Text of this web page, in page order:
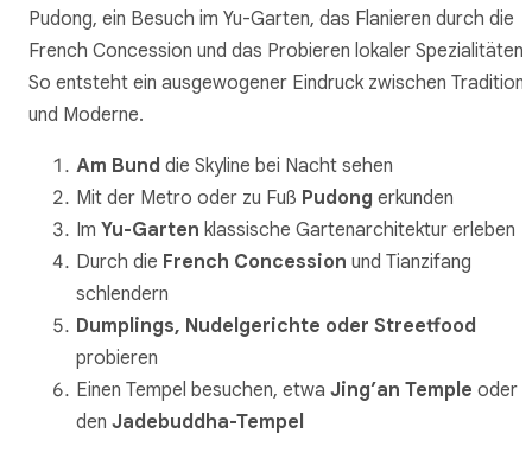
Pudong, ein Besuch im Yu-Garten, das Flanieren durch die
French Concession und das Probieren lokaler Spezialitäten.
So entsteht ein ausgewogener Eindruck zwischen Tradition
und Moderne.
Am Bund die Skyline bei Nacht sehen
Mit der Metro oder zu Fuß Pudong erkunden
Im Yu-Garten klassische Gartenarchitektur erleben
Durch die French Concession und Tianzifang
schlendern
Dumplings, Nudelgerichte oder Streetfood
probieren
Einen Tempel besuchen, etwa Jing’an Temple oder
den Jadebuddha-Tempel